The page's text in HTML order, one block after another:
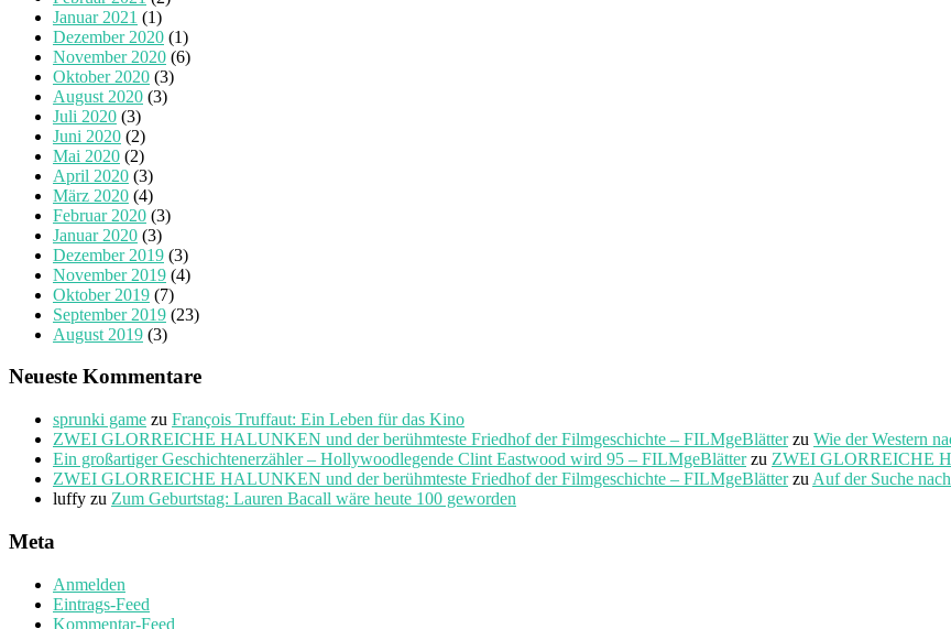
Januar 2021 (1)
Dezember 2020 (1)
November 2020 (6)
Oktober 2020 (3)
August 2020 (3)
Juli 2020 (3)
Juni 2020 (2)
Mai 2020 (2)
April 2020 (3)
März 2020 (4)
Februar 2020 (3)
Januar 2020 (3)
Dezember 2019 (3)
November 2019 (4)
Oktober 2019 (7)
September 2019 (23)
August 2019 (3)
Neueste Kommentare
sprunki game zu François Truffaut: Ein Leben für das Kino
ZWEI GLORREICHE HALUNKEN und der berühmteste Friedhof der Filmgeschichte – FILMgeBlätterzu Wie der Western
Ein großartiger Geschichtenerzähler – Hollywoodlegende Clint Eastwood wird 95 – FILMgeBlätterzu ZWEI GLORREICHE
ZWEI GLORREICHE HALUNKEN und der berühmteste Friedhof der Filmgeschichte – FILMgeBlätterzu Auf der Suche
luffy zu Zum Geburtstag: Lauren Bacall wäre heute 100 geworden
Meta
Anmelden
Eintrags-Feed
Kommentar-Feed